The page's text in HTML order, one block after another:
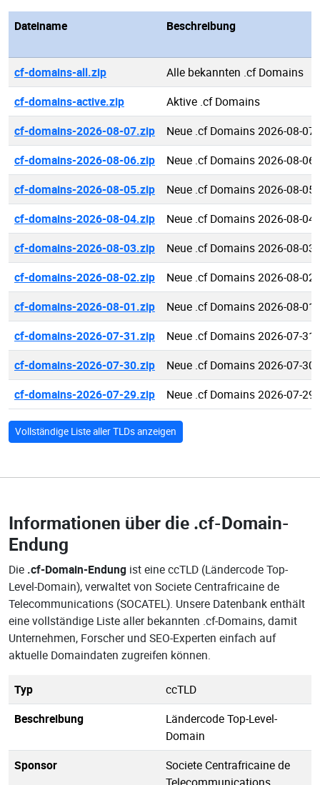
Dateiname Beschreibung
cf-domains-all.zip
Alle bekannten .cf Domains
cf-domains-active.zip
Aktive .cf Domains
cf-domains-2026-08-07.zip
Neue .cf Domains 2026-08-07
cf-domains-2026-08-06.zip
Neue .cf Domains 2026-08-06
cf-domains-2026-08-05.zip
Neue .cf Domains 2026-08-05
cf-domains-2026-08-04.zip
Neue .cf Domains 2026-08-04
cf-domains-2026-08-03.zip
Neue .cf Domains 2026-08-03
cf-domains-2026-08-02.zip
Neue .cf Domains 2026-08-02
cf-domains-2026-08-01.zip
Neue .cf Domains 2026-08-01
cf-domains-2026-07-31.zip
Neue .cf Domains 2026-07-31
cf-domains-2026-07-30.zip
Neue .cf Domains 2026-07-30
cf-domains-2026-07-29.zip
Neue .cf Domains 2026-07-29
Vollständige Liste aller TLDs anzeigen
Informationen über die .cf-Domain-
Endung
Die .cf-Domain-Endung ist eine ccTLD (Ländercode Top-
Level-Domain), verwaltet von Societe Centrafricaine de
Telecommunications (SOCATEL). Unsere Datenbank enthält
eine vollständige Liste aller bekannten .cf-Domains, damit
Unternehmen, Forscher und SEO-Experten einfach auf
aktuelle Domaindaten zugreifen können.
Typ
ccTLD
Beschreibung
Ländercode Top-Level-
Domain
Sponsor
Societe Centrafricaine de